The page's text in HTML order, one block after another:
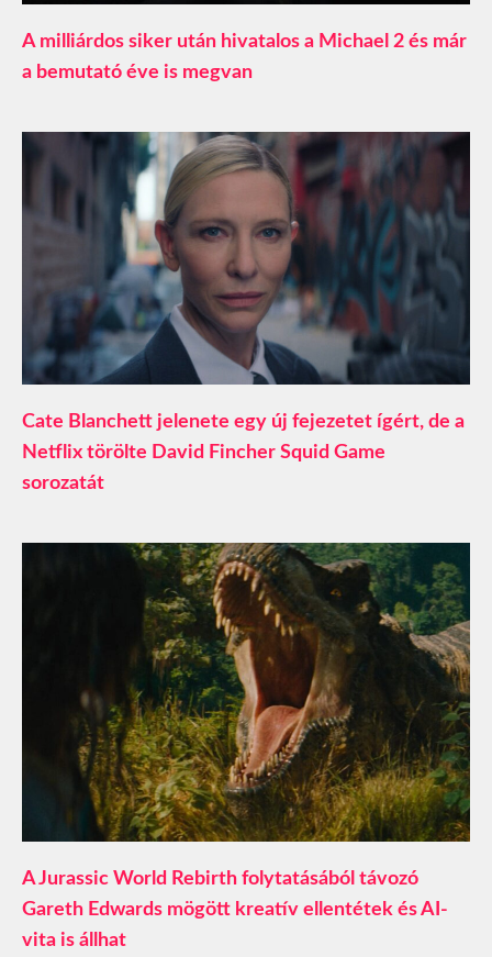
A milliárdos siker után hivatalos a Michael 2 és már
a bemutató éve is megvan
Cate Blanchett jelenete egy új fejezetet ígért, de a
Netflix törölte David Fincher Squid Game
sorozatát
A Jurassic World Rebirth folytatásából távozó
Gareth Edwards mögött kreatív ellentétek és AI-
vita is állhat